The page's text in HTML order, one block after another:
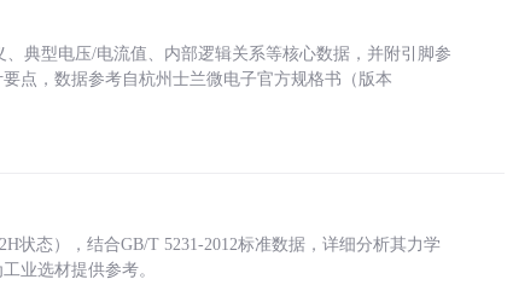
典型电压/电流值、内部逻辑关系等核心数据，并附引脚参
点，数据参考自杭州士兰微电子官方规格书（版本
状态），结合GB/T 5231-2012标准数据，详细分析其力学
业选材提供参考。